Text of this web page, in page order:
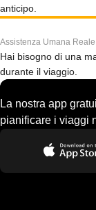
anticipo.
Assistenza Umana Reale
Hai bisogno di una
durante il viaggio.
La nostra app
pianificare i viaggi